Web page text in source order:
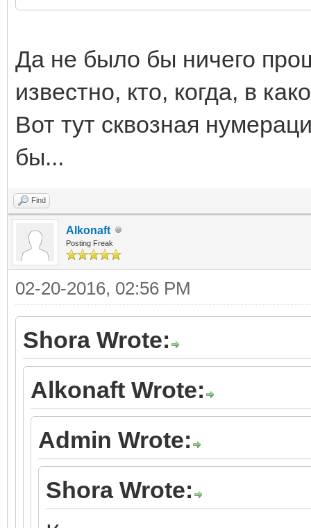
Да не было бы ничего
известно, кто, когда, в
Вот тут сквозная
бы...
Find
Alkonaft
Posting Freak
02-20-2016, 02:56 PM
Shora Wrote:
Alkonaft Wrote:
Admin Wrote:
Shora Wrote: